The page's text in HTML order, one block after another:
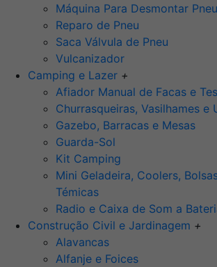
Máquina Para Desmontar
Reparo de Pneu
Saca Válvula de Pneu
Vulcanizador
Camping e Lazer +
Afiador Manual de Facas e
Churrasqueiras, Vasilhames e
Gazebo, Barracas e Mesas
Guarda-Sol
Kit Camping
Mini Geladeira, Coolers,
Témicas
Radio e Caixa de Som a
Construção Civil e Jardinagem +
Alavancas
Alfanje e Foices